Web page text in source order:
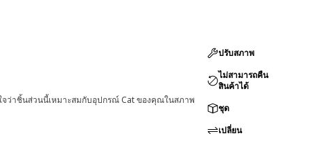
ว่าชิ้นส่วนนี้เหมาะสมกับอุปกรณ์ Cat ของคุณในสภาพ
ปรับสภาพ
ไม่สามารถคืน
สินค้าได้
ชุด
เปลี่ยน